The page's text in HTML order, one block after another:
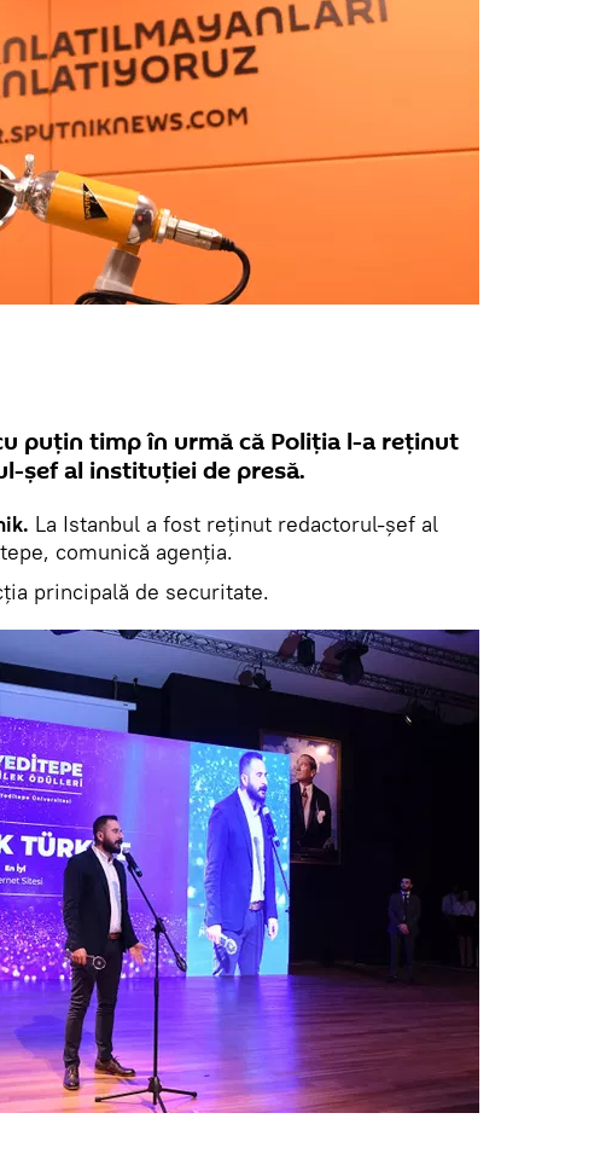
puţin timp în urmă că Poliţia l-a reţinut
şef al instituţiei de presă.
La Istanbul a fost reţinut redactorul-şef al
comunică agenţia.
principală de securitate.